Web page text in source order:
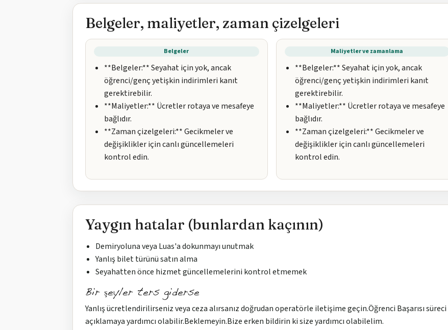
Belgeler, maliyetler, zaman çizelgeleri
Belgeler
**Belgeler:** Seyahat için yok, ancak
öğrenci/genç yetişkin indirimleri kanıt
gerektirebilir.
**Maliyetler:** Ücretler rotaya ve mesafeye
bağlıdır.
**Zaman çizelgeleri:** Gecikmeler ve
değişiklikler için canlı güncellemeleri
kontrol edin.
Maliyetler ve zamanlama
**Belgeler:** Seyahat için yok, ancak
öğrenci/genç yetişkin indirimleri kanıt
gerektirebilir.
**Maliyetler:** Ücretler rotaya ve mesafeye
bağlıdır.
**Zaman çizelgeleri:** Gecikmeler ve
değişiklikler için canlı güncellemeleri
kontrol edin.
Yaygın hatalar (bunlardan kaçının)
Demiryoluna veya Luas'a dokunmayı unutmak
Yanlış bilet türünü satın alma
Seyahatten önce hizmet güncellemelerini kontrol etmemek
Bir şeyler ters giderse
Yanlış ücretlendirilirseniz veya ceza alırsanız doğrudan operatörle iletişime geçin.Öğrenci Başarısı süreci
açıklamaya yardımcı olabilir.Beklemeyin.Bize erken bildirin ki size yardımcı olabilelim.